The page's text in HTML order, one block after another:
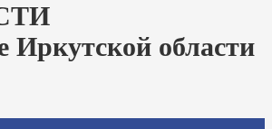
Иркутской области